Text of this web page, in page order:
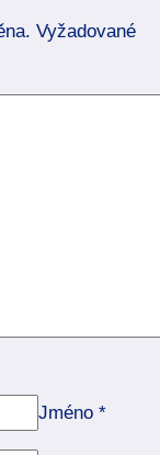
Vyžadované
Jméno *